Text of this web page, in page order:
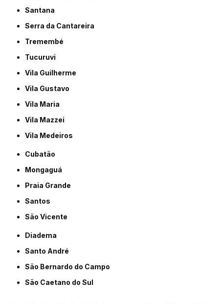
Santana
Serra da Cantareira
Tremembé
Tucuruvi
Vila Guilherme
Vila Gustavo
Vila Maria
Vila Mazzei
Vila Medeiros
Cubatão
Mongaguá
Praia Grande
Santos
São Vicente
Diadema
Santo André
São Bernardo do Campo
São Caetano do Sul